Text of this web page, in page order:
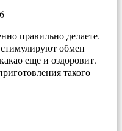
правильно делаете.
обмен
еще и оздоровит.
такого